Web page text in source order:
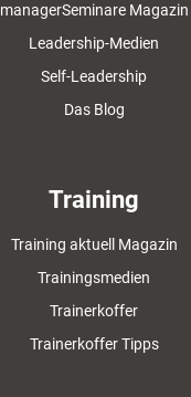
managerSeminare Magazin
Leadership-Medien
Self-Leadership
Das Blog
Training
Training aktuell Magazin
Trainingsmedien
Trainerkoffer
Trainerkoffer Tipps